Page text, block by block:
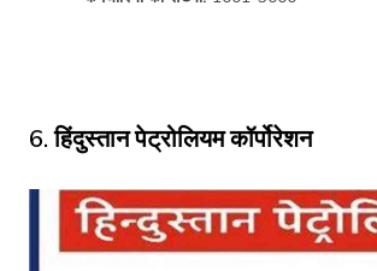
6. हिंदुस्तान पेट्रोलियम कॉर्पोरेशन